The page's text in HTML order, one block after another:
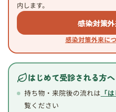
内します。
感染対策
感染対策外来に
はじめて受診される方へ
持ち物・来院後の流れは 「
覧ください